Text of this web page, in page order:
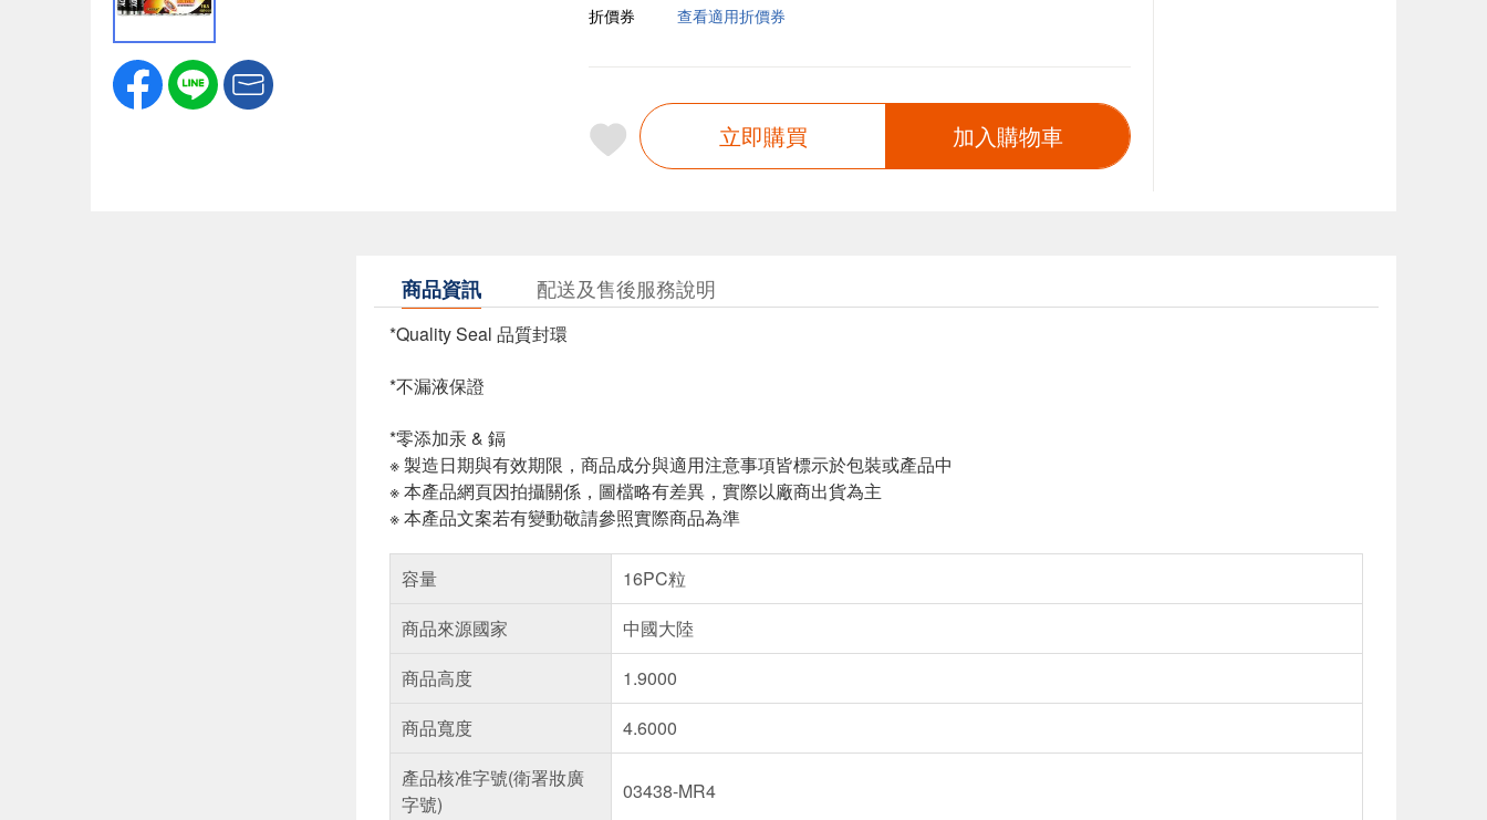
折價券
查看適用折價券
立即購買 加入購物車
商品資訊 配送及售後服務說明
*Quality Seal 品質封環
*不漏液保證
*零添加汞 & 鎘
※ 製造日期與有效期限，商品成分與適用注意事項皆標示於包裝或產品中
※ 本產品網頁因拍攝關係，圖檔略有差異，實際以廠商出貨為主
※ 本產品文案若有變動敬請參照實際商品為準
容量
16PC粒
商品來源國家
中國大陸
商品高度
1.9000
商品寬度
4.6000
產品核准字號(衛署妝廣
字號)
03438-MR4